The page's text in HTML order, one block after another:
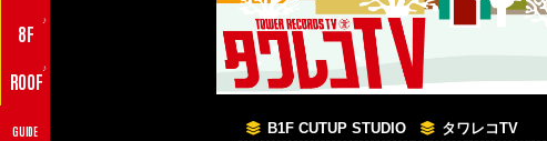
8F
♪
ROOF
♪
GUIDE B1F CUTUP STUDIO タワレコTV